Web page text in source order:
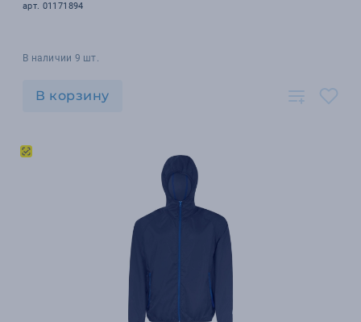
арт. 01171894
В наличии 9 шт.
В корзину